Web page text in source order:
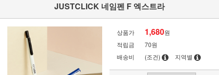
JUSTCLICK 네임펜 F 엑스트라
상품가 1,680원
적립금
70원
배송비
(조건) 지역별